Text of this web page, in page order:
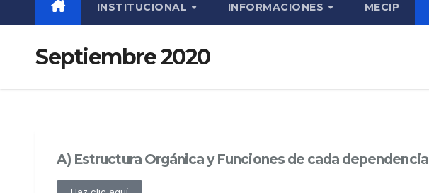
INSTITUCIONAL INFORMACIONES MECIP
Septiembre 2020
A) Estructura Orgánica y Funciones de cada dependencia